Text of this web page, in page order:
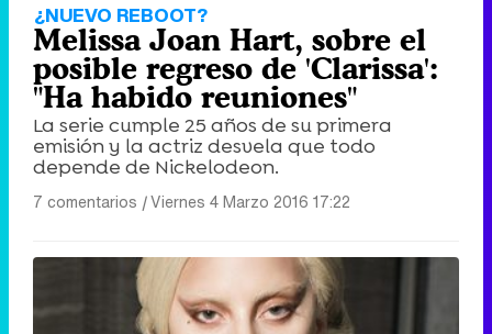
¿NUEVO REBOOT?
Melissa Joan Hart, sobre el
posible regreso de 'Clarissa':
"Ha habido reuniones"
La serie cumple 25 años de su primera
emisión y la actriz desvela que todo
depende de Nickelodeon.
7 comentarios |Viernes 4 Marzo 2016 17:22